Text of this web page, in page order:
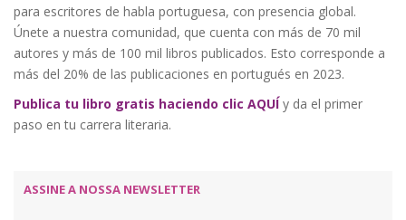
para escritores de habla portuguesa, con presencia global.
Únete a nuestra comunidad, que cuenta con más de 70 mil
autores y más de 100 mil libros publicados. Esto corresponde a
más del 20% de las publicaciones en portugués en 2023.
Publica tu libro gratis haciendo clic AQUÍy da el primer
paso en tu carrera literaria.
ASSINE A NOSSA NEWSLETTER